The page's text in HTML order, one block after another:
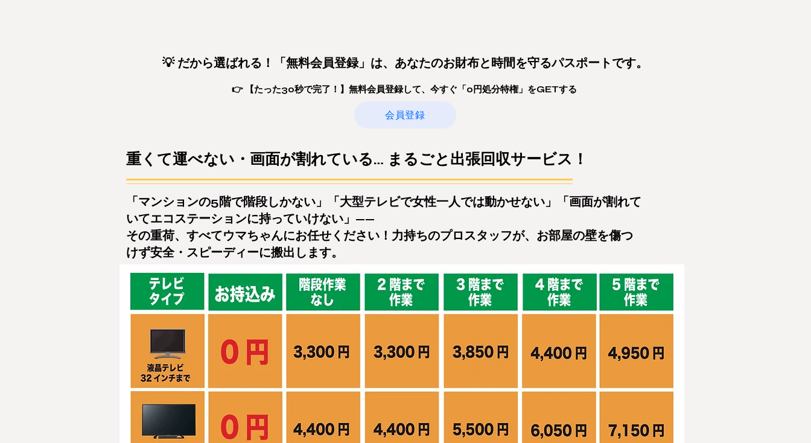
💡 だから選ばれる！「無料会員登録」は、あなたのお財布と時間を守るパスポートです。
👉 【たった30秒で完了！】無料会員登録して、今すぐ「0円処分特権」をGETする
会員登録
重くて運べない・画面が割れている… まるごと出張回収サービス！
「マンションの5階で階段しかない」「大型テレビで女性一人では動かせない」「画面が割れて
いてエコステーションに持っていけない」——
その重荷、すべてウマちゃんにお任せください！力持ちのプロスタッフが、お部屋の壁を傷つ
けず安全・スピーディーに搬出します。